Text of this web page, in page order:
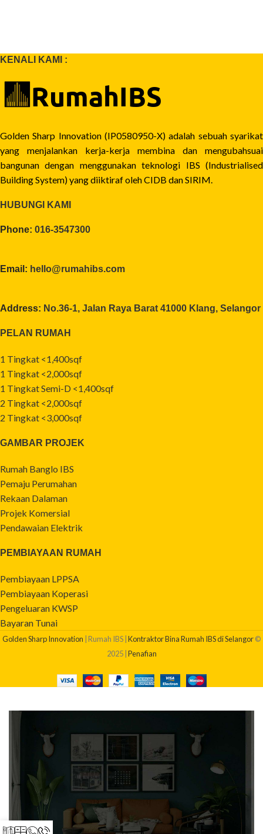
KENALI KAMI :
Golden Sharp Innovation (IP0580950-X) adalah sebuah syarikat
yang menjalankan kerja-kerja membina dan mengubahsuai
bangunan dengan menggunakan teknologi IBS (Industrialised
Building System) yang diiktiraf oleh CIDB dan SIRIM.
HUBUNGI KAMI
Phone: 016-3547300
Email: hello@rumahibs.com
Address: No.36-1, Jalan Raya Barat 41000 Klang, Selangor
PELAN RUMAH
1 Tingkat <1,400sqf
1 Tingkat <2,000sqf
1 Tingkat Semi-D <1,400sqf
2 Tingkat <2,000sqf
2 Tingkat <3,000sqf
GAMBAR PROJEK
Rumah Banglo IBS
Pemaju Perumahan
Rekaan Dalaman
Projek Komersial
Pendawaian Elektrik
PEMBIAYAAN RUMAH
Pembiayaan LPPSA
Pembiayaan Koperasi
Pengeluaran KWSP
Bayaran Tunai
Golden Sharp Innovation | Rumah IBS | Kontraktor Bina Rumah IBS di Selangor©
2025 | Penafian
BERAPAKAH KOS BINA RUMAH SAYA?
Dapatkan quotation pembinaan rumah anda sekarang!
Klik Di Sini